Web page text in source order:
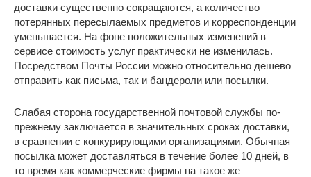
доставки существенно сокращаются, а количество
потерянных пересылаемых предметов и корреспонденции
уменьшается. На фоне положительных изменений в
сервисе стоимость услуг практически не изменилась.
Посредством Почты России можно относительно дешево
отправить как письма, так и бандероли или посылки.
Слабая сторона государственной почтовой службы по-
прежнему заключается в значительных сроках доставки,
в сравнении с конкурирующими организациями. Обычная
посылка может доставляться в течение более 10 дней, в
то время как коммерческие фирмы на такое же